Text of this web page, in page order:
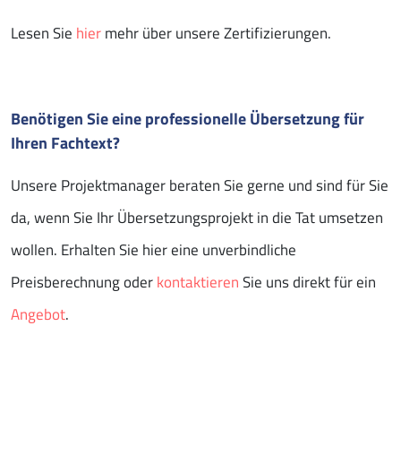
Lesen Sie hiermehr über unsere Zertifizierungen.
Benötigen Sie eine professionelle Übersetzung für
Ihren Fachtext?
Unsere Projektmanager beraten Sie gerne und sind für Sie
da, wenn Sie Ihr Übersetzungsprojekt in die Tat umsetzen
wollen. Erhalten Sie hier eine unverbindliche
Preisberechnung oderkontaktierenSie uns direkt für ein
Angebot.